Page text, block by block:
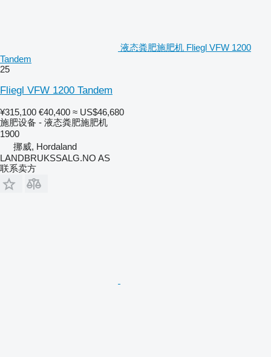
液态粪肥施肥机 Fliegl VFW 1200
Tandem
25
Fliegl VFW 1200 Tandem
¥315,100 €40,400 ≈ US$46,680
施肥设备 - 液态粪肥施肥机
1900
挪威, Hordaland
LANDBRUKSSALG.NO AS
联系卖方